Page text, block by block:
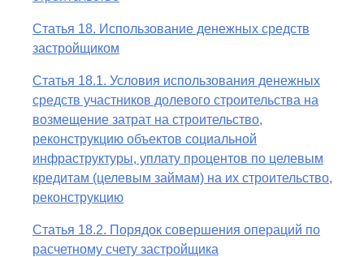
Статья 18. Использование денежных средств
застройщиком
Статья 18.1. Условия использования денежных
средств участников долевого строительства на
возмещение затрат на строительство,
реконструкцию объектов социальной
инфраструктуры, уплату процентов по целевым
кредитам (целевым займам) на их строительство,
реконструкцию
Статья 18.2. Порядок совершения операций по
расчетному счету застройщика